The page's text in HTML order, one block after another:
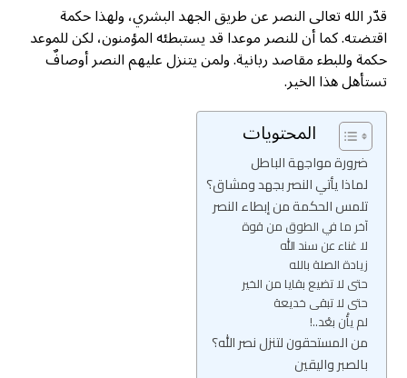
قدّر الله تعالى النصر عن طريق الجهد البشري، ولهذا حكمة
اقتضته. كما أن للنصر موعدا قد يستبطئه المؤمنون، لكن للموعد
حكمة وللبطء مقاصد ربانية. ولمن يتنزل عليهم النصر أوصافٌ
تستأهل هذا الخير.
المحتويات
ضرورة مواجهة الباطل
لماذا يأتي النصر بجهد ومشاق؟
تلمس الحكمة من إبطاء النصر
آخر ما في الطوق من قوة
لا غناء عن سند الله
زيادة الصلة بالله
حتى لا تضيع بقايا من الخير
حتى لا تبقى خديعة
لم يأْن بعْد..!
من المستحقون لتنزل نصر الله؟
بالصبر واليقين